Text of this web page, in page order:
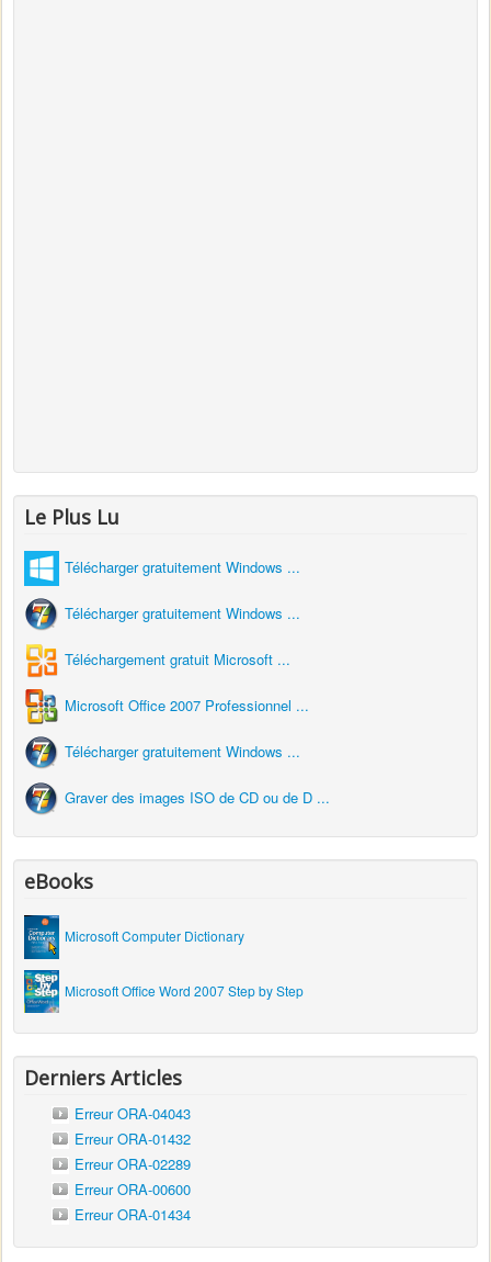
Le Plus Lu
Télécharger gratuitement Windows ...
Télécharger gratuitement Windows ...
Téléchargement gratuit Microsoft ...
Microsoft Office 2007 Professionnel ...
Télécharger gratuitement Windows ...
Graver des images ISO de CD ou de D ...
eBooks
Microsoft Computer Dictionary
Microsoft Office Word 2007 Step by Step
Derniers Articles
Erreur ORA-04043
Erreur ORA-01432
Erreur ORA-02289
Erreur ORA-00600
Erreur ORA-01434